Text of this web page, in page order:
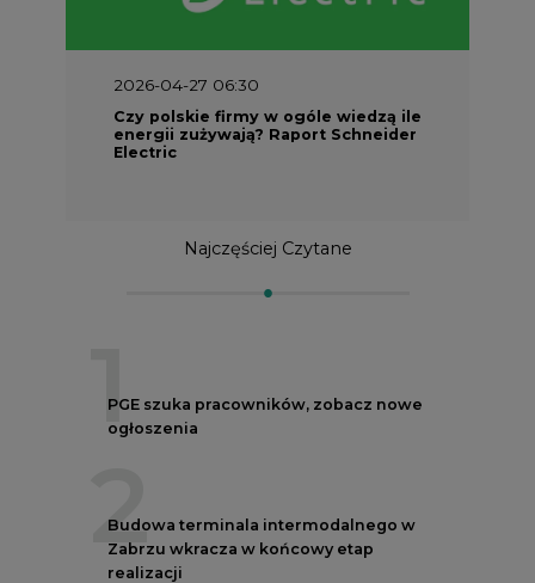
2026-04-27 06:30
Czy polskie firmy w ogóle wiedzą ile
energii zużywają? Raport Schneider
Electric
Najczęściej Czytane
1
PGE szuka pracowników, zobacz nowe
ogłoszenia
2
Budowa terminala intermodalnego w
Zabrzu wkracza w końcowy etap
realizacji